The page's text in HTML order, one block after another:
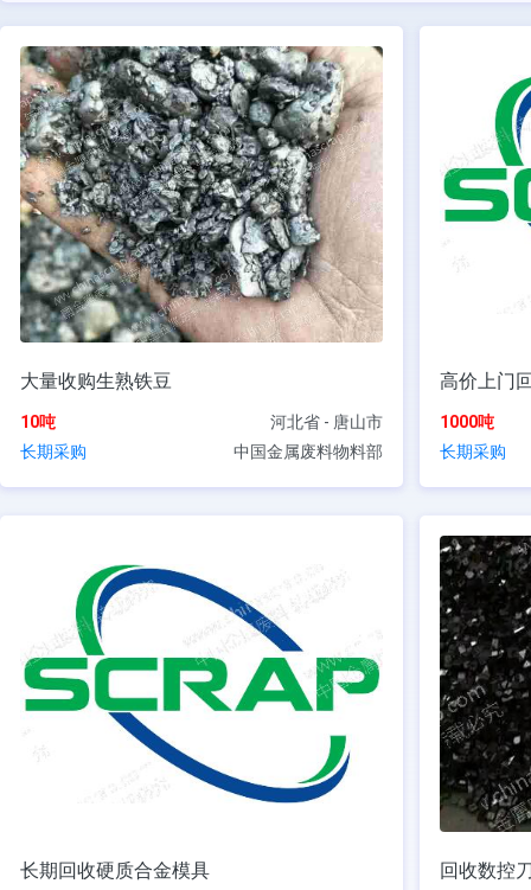
大量收购生熟铁豆
10吨
河北省 - 唐山市
长期采购
中国金属废料物料部
高价上门
1000吨
长期采购
长期回收硬质合金模具 回收数控